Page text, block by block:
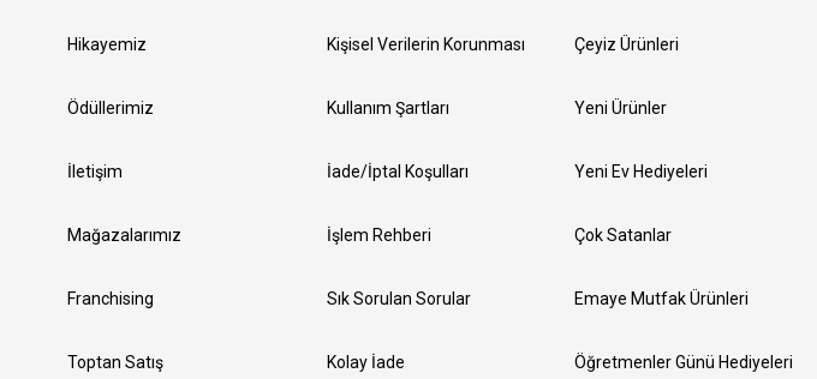
Hikayemiz
Ödüllerimiz
İletişim
Mağazalarımız
Franchising
Toptan Satış
Kişisel Verilerin Korunması
Kullanım Şartları
İade/İptal Koşulları
İşlem Rehberi
Sık Sorulan Sorular
Kolay İade
Çeyiz Ürünleri
Yeni Ürünler
Yeni Ev Hediyeleri
Çok Satanlar
Emaye Mutfak Ürünleri
Öğretmenler Günü Hediyeleri